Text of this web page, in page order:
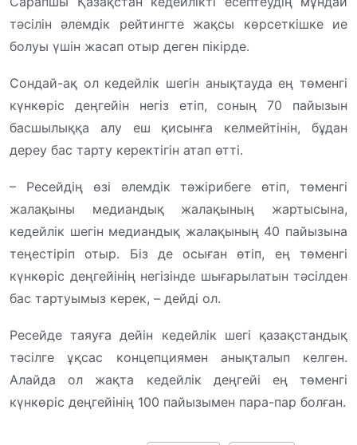
тәсілін әлемдік рейтингте жақсы көрсеткішке ие
болуы үшін жасап отыр деген пікірде.
Сондай-ақ ол кедейлік шегін анықтауда ең төменгі
күнкөріс деңгейін негіз етіп, соның 70 пайызын
басшылыққа алу еш қисынға келмейтінін, бұдан
дереу бас тарту керектігін атап өтті.
– Ресейдің өзі әлемдік тәжірибеге өтіп, төменгі
жалақыны медиандық жалақының жартысына,
кедейлік шегін медиандық жалақының 40 пайызына
теңестіріп отыр. Біз де осыған өтіп, ең төменгі
күнкөріс деңгейінің негізінде шығарылатын тәсілден
бас тартуымыз керек, – дейді ол.
Ресейде таяуға дейін кедейлік шегі қазақстандық
тәсілге ұқсас концепциямен анықталып келген.
Алайда ол жақта кедейлік деңгейі ең төменгі
күнкөріс деңгейінің 100 пайызымен пара-пар болған.